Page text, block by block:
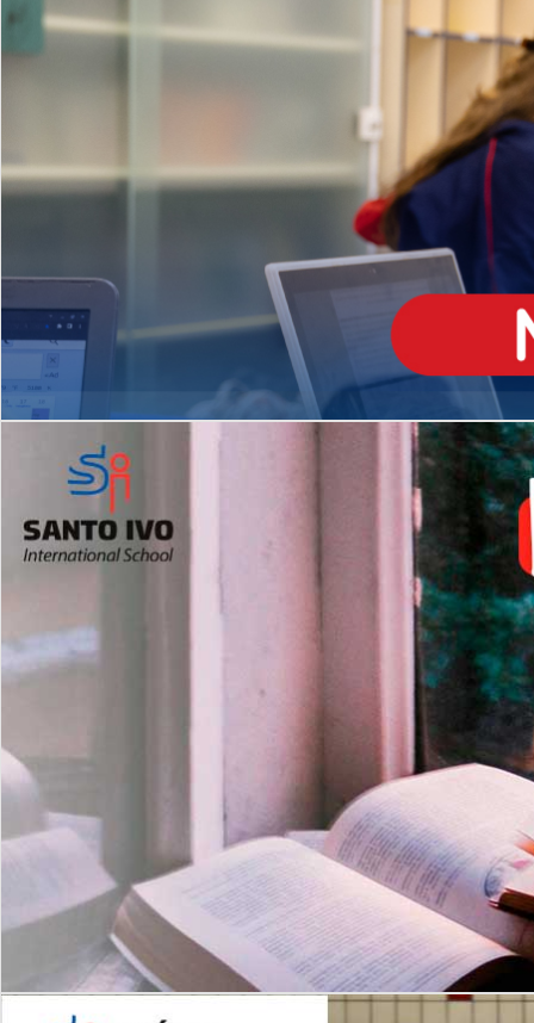
Matrículas Abertas 2026
Leituras Literárias
EDUCAÇÃO INFANTIL
Inglês todos os dias
MÉDIO
igh School
Dupla Diplomação
2º AO 5º ANO FUNDAMENTAL
es
Com imersão Bilingue - Anos
Finais
6º AO 9º ANO FUNDAMENTAL
Inglês: Turmas Reduzidas
(Proficiência)